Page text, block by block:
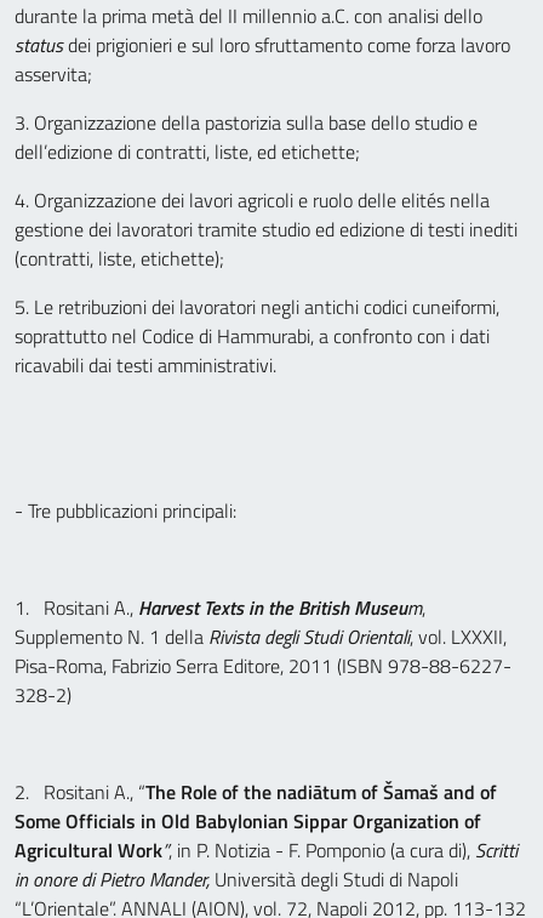
durante la prima metà del II millennio a.C. con analisi dello
statusdei prigionieri e sul loro sfruttamento come forza lavoro
asservita;
3. Organizzazione della pastorizia sulla base dello studio e
dell’edizione di contratti, liste, ed etichette;
4. Organizzazione dei lavori agricoli e ruolo delle elités nella
gestione dei lavoratori tramite studio ed edizione di testi inediti
(contratti, liste, etichette);
5. Le retribuzioni dei lavoratori negli antichi codici cuneiformi,
soprattutto nel Codice di Hammurabi, a confronto con i dati
ricavabili dai testi amministrativi.
- Tre pubblicazioni principali:
1. Rositani A., Harvest Texts in the British Museum,
Supplemento N. 1 della Rivista degli Studi Orientali, vol. LXXXII,
Pisa-Roma, Fabrizio Serra Editore, 2011 (ISBN 978-88-6227-
328-2)
2. Rositani A., “The Role of the nadiātum of Šamaš and of
Some Officials in Old Babylonian Sippar Organization of
Agricultural Work”, in P. Notizia - F. Pomponio (a cura di), Scritti
in onore di Pietro Mander, Università degli Studi di Napoli
“L’Orientale”. ANNALI (AION), vol. 72, Napoli 2012, pp. 113-132